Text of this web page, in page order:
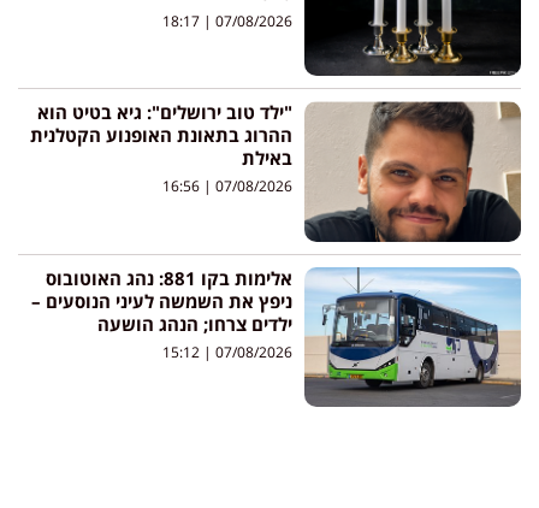
07/08/2026
"ילד טוב ירושלים": גיא בטיט הוא
ההרוג בתאונת האופנוע הקטלנית
באילת
07/08/2026
אלימות בקו 881: נהג האוטובוס
ניפץ את השמשה לעיני הנוסעים –
ילדים צרחו; הנהג הושעה
07/08/2026